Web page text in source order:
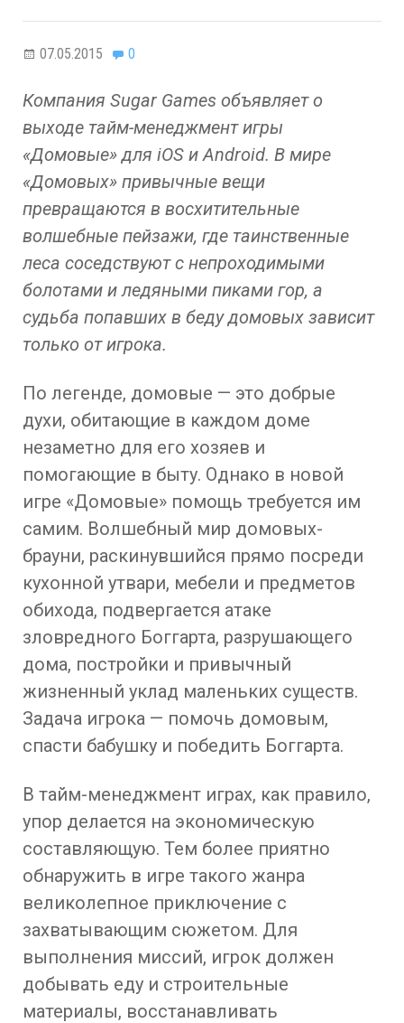
07.05.2015 0
Компания Sugar Games объявляет о
выходе тайм-менеджмент игры
«Домовые» для iOS и Android. В мире
«Домовых» привычные вещи
превращаются в восхитительные
волшебные пейзажи, где таинственные
леса соседствуют с непроходимыми
болотами и ледяными пиками гор, а
судьба попавших в беду домовых зависит
только от игрока.
По легенде, домовые — это добрые
духи, обитающие в каждом доме
незаметно для его хозяев и
помогающие в быту. Однако в новой
игре «Домовые» помощь требуется им
самим. Волшебный мир домовых-
брауни, раскинувшийся прямо посреди
кухонной утвари, мебели и предметов
обихода, подвергается атаке
зловредного Боггарта, разрушающего
дома, постройки и привычный
жизненный уклад маленьких существ.
Задача игрока — помочь домовым,
спасти бабушку и победить Боггарта.
В тайм-менеджмент играх, как правило,
упор делается на экономическую
составляющую. Тем более приятно
обнаружить в игре такого жанра
великолепное приключение с
захватывающим сюжетом. Для
выполнения миссий, игрок должен
добывать еду и строительные
материалы, восстанавливать